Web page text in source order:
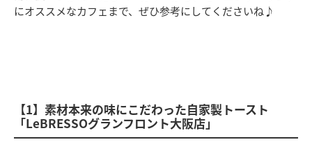
にオススメなカフェまで、ぜひ参考にしてくださいね♪
【1】素材本来の味にこだわった自家製トースト
「LeBRESSOグランフロント大阪店」